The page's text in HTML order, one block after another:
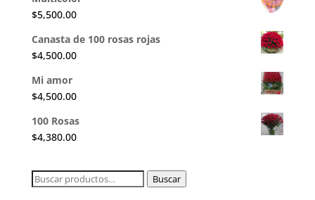
$5,500.00
Canasta de 100 rosas rojas
$4,500.00
Mi amor
$4,500.00
100 Rosas
$4,380.00
Buscar
Buscar